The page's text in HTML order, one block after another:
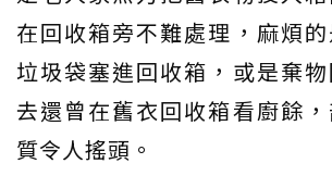
在回收箱旁不難處理，麻煩
垃圾袋塞進回收箱，或是棄
去還曾在舊衣回收箱看廚餘
質令人搖頭。